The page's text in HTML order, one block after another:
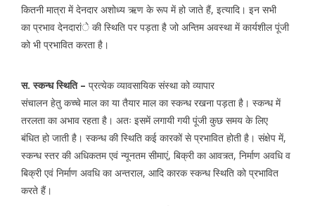
कितनी मात्रा में देनदार अशोध्य ऋण के रूप में हो जाते हैं, इत्यादि। इन सभी
का प्रभाव देनदारांे की स्थिति पर पड़ता है जो अन्तिम अवस्था में कार्यशील पूंजी
को भी प्रभावित करता है।
स. स्कन्ध स्थिति – प्रत्येक व्यावसायिक संस्था को व्यापार
संचालन हेतु कच्चे माल का या तैयार माल का स्कन्ध रखना पड़ता है। स्कन्ध में
तरलता का अभाव रहता है। अतः इसमें लगायी गयी पूंजी कुछ समय के लिए
बंधित हो जाती है। स्कन्ध की स्थिति कई कारकों से प्रभावित होती है। संक्षेप में,
स्कन्ध स्तर की अधिकतम एवं न्यूनतम सीमाएं, बिक्री का आवत्र्त, निर्माण अवधि व
बिक्री एवं निर्माण अवधि का अन्तराल, आदि कारक स्कन्ध स्थिति को प्रभावित
करते हैं।